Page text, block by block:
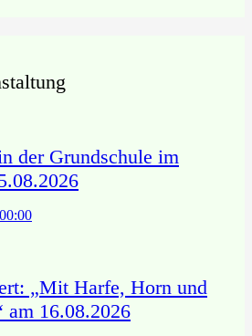
der Grundschule im
„Mit Harfe, Horn und
am 16.08.2026